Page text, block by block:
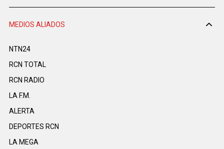
MEDIOS ALIADOS
NTN24
RCN TOTAL
RCN RADIO
LA F.M.
ALERTA
DEPORTES RCN
LA MEGA